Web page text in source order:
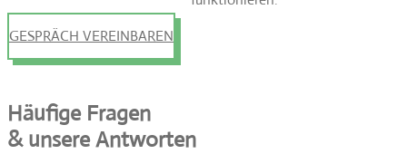
GESPRÄCH VEREINBAREN
Häufige Fragen
& unsere Antworten